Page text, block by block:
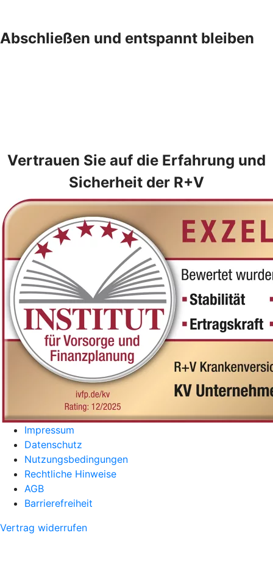
Abschließen und entspannt bleiben
Vertrauen Sie auf die Erfahrung und
Sicherheit der R+V
Impressum
Datenschutz
Nutzungsbedingungen
Rechtliche Hinweise
AGB
Barrierefreiheit
Vertrag widerrufen